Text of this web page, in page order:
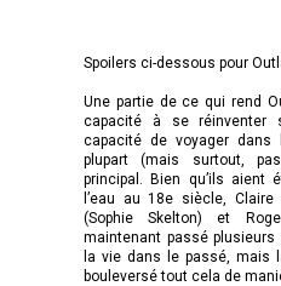
Spoilers ci-dessous pour
Une partie de ce qui rend
capacité à se réinventer
capacité de voyager dans
plupart (mais surtout,
principal. Bien qu’ils aient
l’eau au 18e siècle,
(Sophie Skelton) et
maintenant passé plusieurs
la vie dans le passé, mais
bouleversé tout cela de